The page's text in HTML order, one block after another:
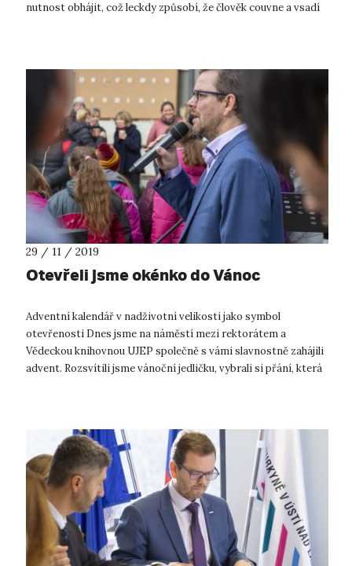
nutnost obhájit, což leckdy způsobí, že člověk couvne a vsadí
29 / 11 / 2019
Otevřeli jsme okénko do Vánoc
Adventní kalendář v nadživotní velikosti jako symbol
otevřenosti Dnes jsme na náměstí mezi rektorátem a
Vědeckou knihovnou UJEP společně s vámi slavnostně zahájili
advent. Rozsvítili jsme vánoční jedličku, vybrali si přání, která